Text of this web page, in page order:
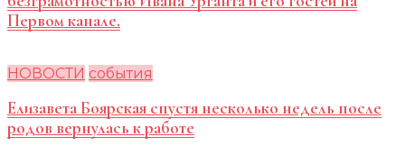
Первом канале.
НОВОСТИ события
Елизавета Боярская спустя несколько недель после
родов вернулась к работе